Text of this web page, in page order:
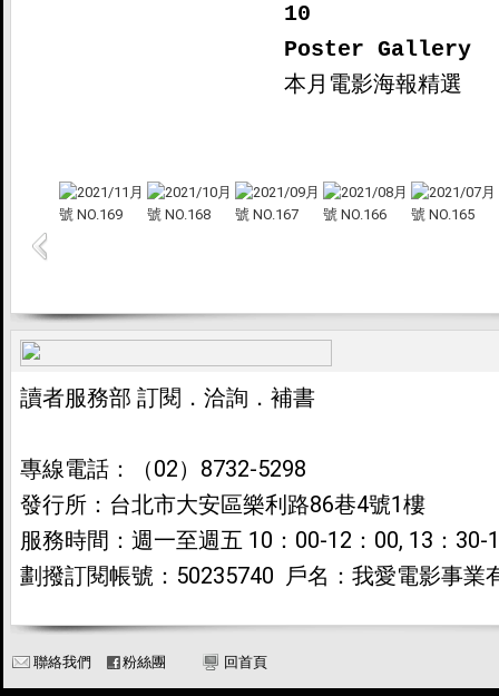
10
Poster Gallery
本月電影海報精選
讀者服務部 訂閱．洽詢．補書
專線電話：（02）8732-5298
發行所：台北市大安區樂利路86巷4號1樓
服務時間：週一至週五 10：00-12：00, 13：30-
劃撥訂閱帳號：50235740 戶名：我愛電影事業
聯絡我們 粉絲團 回首頁